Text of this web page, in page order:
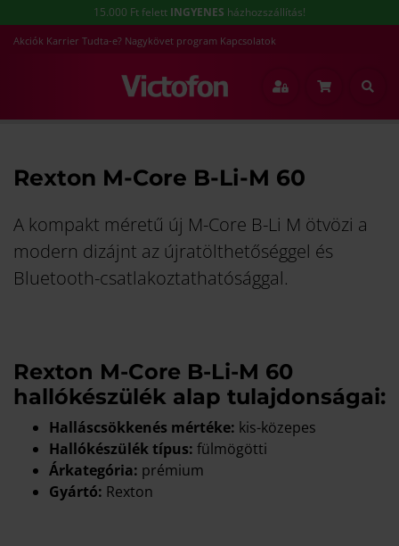
15.000 Ft felett INGYENES házhozszállítás!
Akciók Karrier Tudta-e? Nagykövet program Kapcsolatok
Rexton M-Core B-Li-M 60
A kompakt méretű új M-Core B-Li M ötvözi a
modern dizájnt az újratölthetőséggel és
Bluetooth-csatlakoztathatósággal.
Rexton M-Core B-Li-M 60
hallókészülék alap tulajdonságai:
Halláscsökkenés mértéke: kis-közepes
Hallókészülék típus: fülmögötti
Árkategória: prémium
Gyártó: Rexton